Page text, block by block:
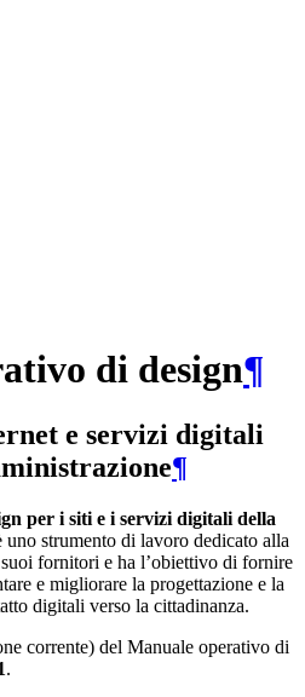
di design¶
e servizi digitali
¶
per i siti e i servizi digitali della
uno strumento di lavoro dedicato alla
fornitori e ha l’obiettivo di fornire
e migliorare la progettazione e la
digitali verso la cittadinanza.
corrente) del Manuale operativo di
.